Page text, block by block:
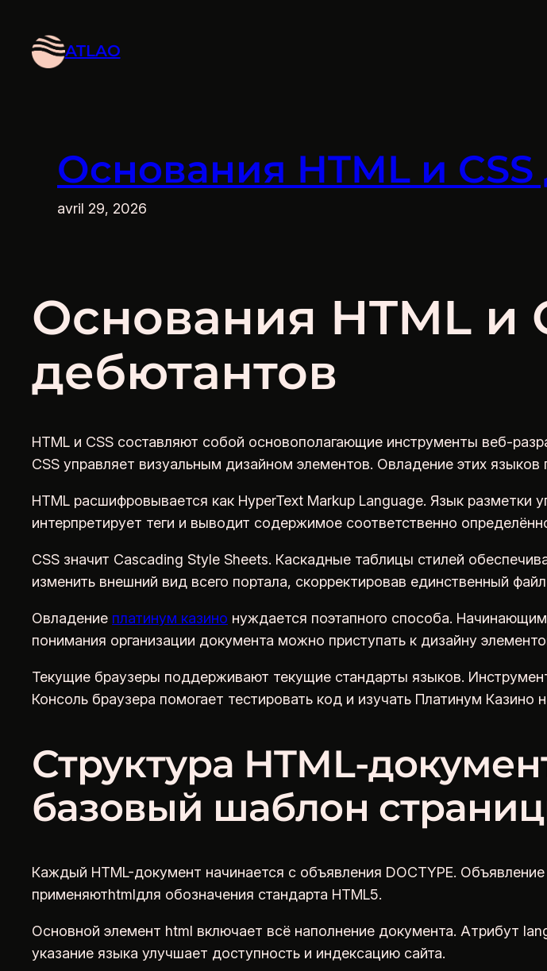
contenu
ATLAO
Основания HTML и
avril 29, 2026
Основания HTML и
дебютантов
HTML и CSS составляют собой основополагающие инструменты веб-
CSS управляет визуальным дизайном элементов. Овладение этих
HTML расшифровывается как HyperText Markup Language. Язык разметки
интерпретирует теги и выводит содержимое соответственно
CSS значит Cascading Style Sheets. Каскадные таблицы стилей
изменить внешний вид всего портала, скорректировав единственный
Овладение платинум казино нуждается поэтапного способа.
понимания организации документа можно приступать к дизайну
Текущие браузеры поддерживают текущие стандарты языков.
Консоль браузера помогает тестировать код и изучать Платинум Казино
Структура
базовый шаблон
Каждый HTML-документ начинается с объявления DOCTYPE.
применяютhtmlдля обозначения стандарта HTML5.
Основной элемент html включает всё наполнение документа. Атрибут
указание языка улучшает доступность и индексацию сайта.